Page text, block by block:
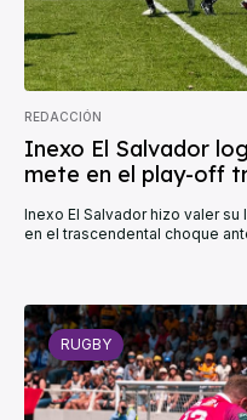
REDACCIÓN
Inexo El Salvador
mete en el play-off
Inexo El Salvador hizo valer
en el trascendental choque
RUGBY